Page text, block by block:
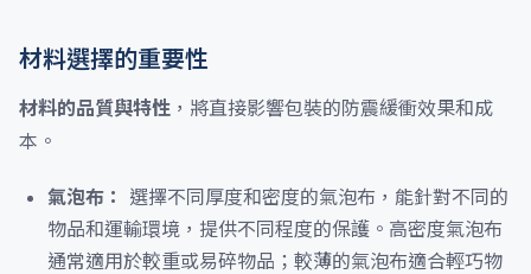
材料選擇的重要性
材料的品質與特性 ，將直接影響包裝的防震緩衝效果和成
本。
氣泡布：
選擇不同厚度和密度的氣泡布，能針對不同的
物品和運輸環境，提供不同程度的保護。高密度氣泡布
通常適用於較重或易碎物品；較薄的氣泡布適合輕巧物